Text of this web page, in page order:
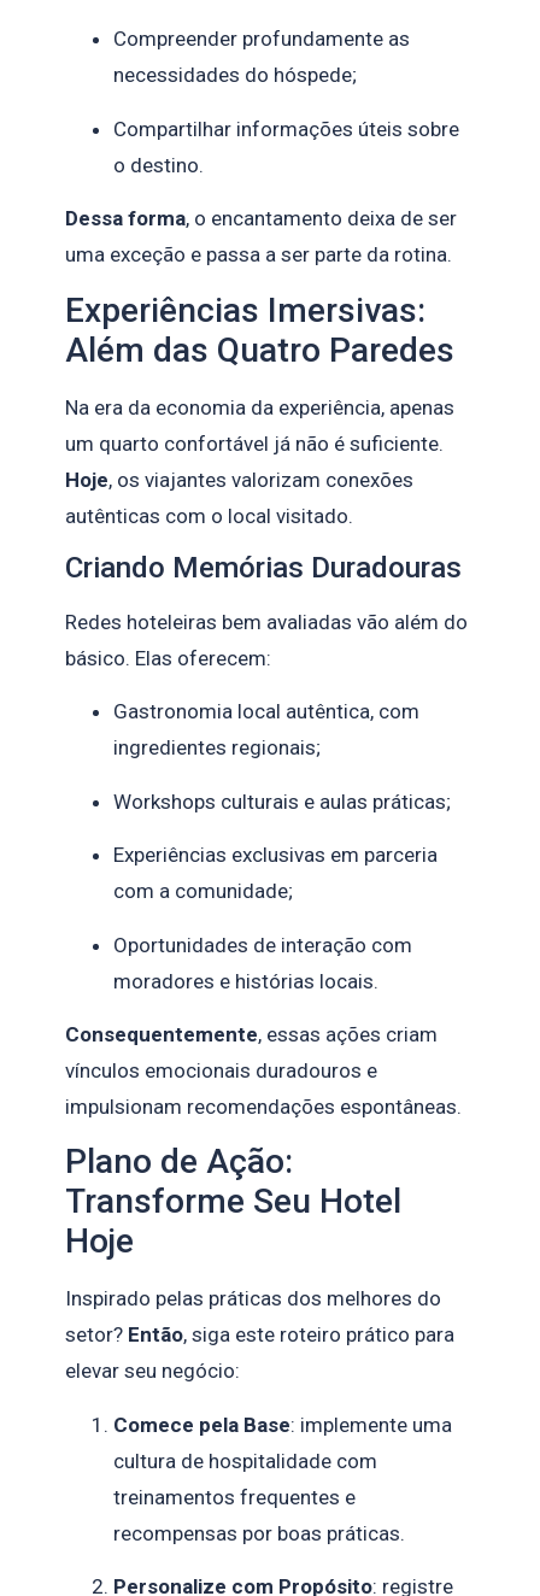
Compreender profundamente as
necessidades do hóspede;
Compartilhar informações úteis sobre
o destino.
Dessa forma, o encantamento deixa de ser
uma exceção e passa a ser parte da rotina.
Experiências Imersivas:
Além das Quatro Paredes
Na era da economia da experiência, apenas
um quarto confortável já não é suficiente.
Hoje, os viajantes valorizam conexões
autênticas com o local visitado.
Criando Memórias Duradouras
Redes hoteleiras bem avaliadas vão além do
básico. Elas oferecem:
Gastronomia local autêntica, com
ingredientes regionais;
Workshops culturais e aulas práticas;
Experiências exclusivas em parceria
com a comunidade;
Oportunidades de interação com
moradores e histórias locais.
Consequentemente, essas ações criam
vínculos emocionais duradouros e
impulsionam recomendações espontâneas.
Plano de Ação:
Transforme Seu Hotel
Hoje
Inspirado pelas práticas dos melhores do
setor? Então, siga este roteiro prático para
elevar seu negócio:
Comece pela Base: implemente uma
cultura de hospitalidade com
treinamentos frequentes e
recompensas por boas práticas.
Personalize com Propósito: registre